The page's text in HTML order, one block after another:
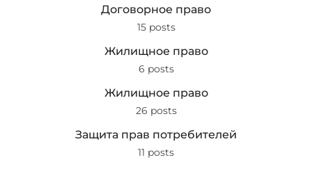
Договорное право
15 posts
Жилищное право
6 posts
Жилищное право
26 posts
Защита прав потребителей
11 posts